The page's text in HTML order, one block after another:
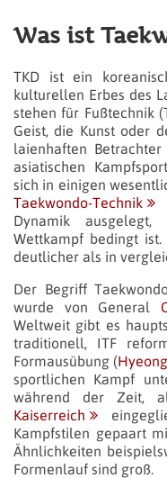
Was ist
TKD ist ein
kulturellen Erbes des
stehen für Fußtechnik
Geist, die Kunst oder
laienhaften
asiatischen
sich in einigen
Taekwondo-Technik
Dynamik
Wettkampf bedingt
deutlicher als in
Der Begriff
wurde von General
Weltweit gibt es
traditionell, ITF
Formausübung (Hyeong
sportlichen Kampf
während der Zeit,
Kaiserreich
Kampfstilen gepaart
Ähnlichkeiten
Formenlauf sind groß.